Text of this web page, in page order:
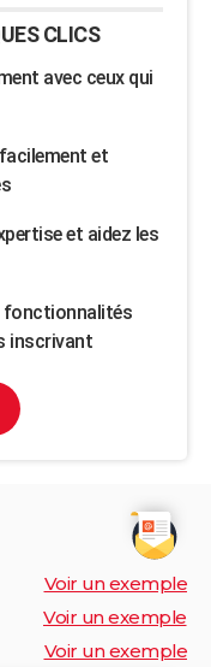
CLICS
avec ceux qui
et
et aidez les
fonctionnalités
inscrivant
Voir un exemple
Voir un exemple
Voir un exemple